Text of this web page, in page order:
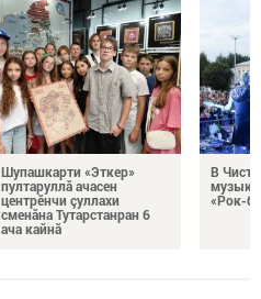
Шупашкарти «Эткер»
пултаруллă ачасен
центрӗнчи çуллахи
сменăна Тутарстанран 6
ача кайнă
В
«Рок-